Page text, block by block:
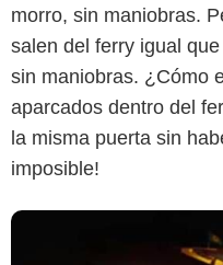
morro, sin maniobras.
salen del ferry igual
sin maniobras. ¿Cómo
aparcados dentro del
la misma puerta sin
imposible!